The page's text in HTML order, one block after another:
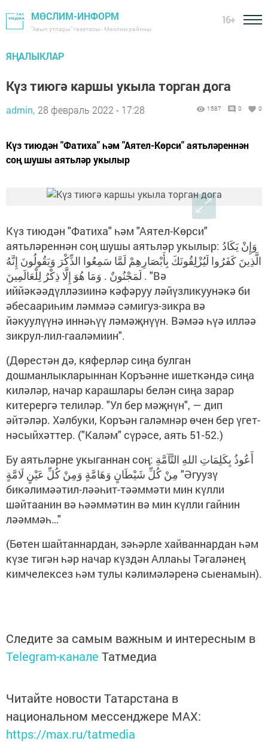
МӨСЛИМ-ИНФОРМ
"Авыл утлары" газетасы - Мөслим районы
16+
ЯҢАЛЫКЛАР
Күз тиюгә каршы укыла торган дога
admin, 28 февраль 2022 - 17:28 1587 0 0
Күз тиюдән "Фатиха" һәм "Аятел-Көрси" аятьләреннән
соң шушы аятьләр укылыр
Күз тиюдән "Фатиха" һәм "Аятел-Көрси"
аятьләреннән соң шушы аятьләр укылыр: وَإِنْ يَكَادُ
الَّذِينَ كَفَرُوا لَيُزْلِقُونَكَ بِأَبْصَارِهِمْ لَمَّا سَمِعُوا الذِّكْرَ وَيَقُولُونَ إِنَّهُ
لَمَجْنُونٌ . وَمَا هُوَ إِلَّا ذِكْرٌ لِلْعَالَمِينَ . "Вә
иййәкәәдүлләзиинә кәфәруу ләйүзликуунәкә би
әбесаариһим ләммәә сәмигуз-зикра вә
йәкуулүүнә иннәһүү ләмәҗнүүн. Вәмәә һүә илләә
зикрул-лил-гааләмиин".
(Дөрестән дә, кяферләр сиңа булган
дошманлыкларыннан Коръәнне ишеткәндә сиңа
киләләр, начар карашлары белән сиңа зарар
китерергә телиләр. "Ул бер мәҗнүн", — дип
әйтәләр. Хәлбуки, Коръән галәмнәр өчен бер үгет-
нәсыйхәттер. ("Каләм" сүрәсе, аять 51-52.)
Бу аятьләрне укыганнан соң: أَعُوذُ بِكَلِمَاتِ اللهِ التَّآمَّةِ
مِنْ كُلِّ شَيْطَانٍ وَهَامَّةٍ وَمِنْ كُلِّ عَيْنٍ لَامَّةٍ "Әгуузү
бикәлимәәтил-ләәһит-тәәммәти мин күлли
шәйтаанин вә һәәммәтин вә мин күлли гайнин
ләәммәһ…"
(Бөтен шайтаннардан, зәһәрле хайваннардан һәм
күзе тигән һәр начар күздән Аллаһы Тәгаләнең
кимчелексез һәм тулы кәлимәләренә сыенамын).
Следите за самым важным и интересным в
Telegram-канале Татмедиа
Читайте новости Татарстана в
национальном мессенджере MАХ:
https://max.ru/tatmedia